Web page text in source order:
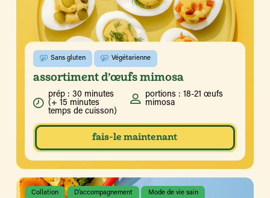
Sans gluten Végétarienne
assortiment d’œufs mimosa
prép : 30 minutes
(+ 15 minutes
temps de cuisson)
portions : 18-21 œufs
mimosa
fais-le maintenant
Collation D’accompagnement Mode de vie sain